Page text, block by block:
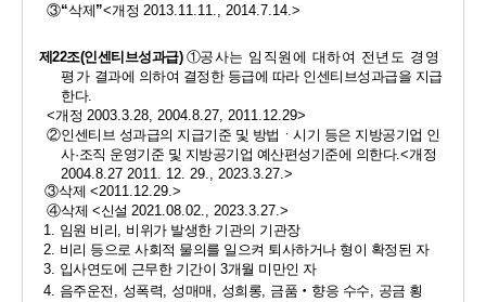
③“삭제”<개정 2013.11.11., 2014.7.14.>
제22조(인센티브성과급) ①공사는 임직원에 대하여 전년도 경영
평가 결과에 의하여 결정한 등급에 따라 인센티브성과급을 지급
한다.
<개정 2003.3.28, 2004.8.27, 2011.12.29>
②인센티브 성과급의 지급기준 및 방법ㆍ시기 등은 지방공기업 인
사·조직 운영기준 및 지방공기업 예산편성기준에 의한다.<
2004.8.27 2011. 12. 29., 2023.3.27.>
③삭제 <2011.12.29.>
④삭제 <신설 2021.08.02., 2023.3.27.>
1. 임원 비리
비위가 발생한 기관의 기관장
2. 비리 등으로 사회적 물의를 일으켜 퇴사하거나 형이 확정된 자
3. 입사연도에 근무한 기간이 3개월 미만인 자
4. 음주운전 성폭력 성매매 성희롱 금품 ‧ 향응 수수
공금 횡